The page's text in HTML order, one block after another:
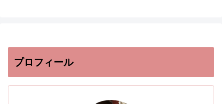
プロフィール